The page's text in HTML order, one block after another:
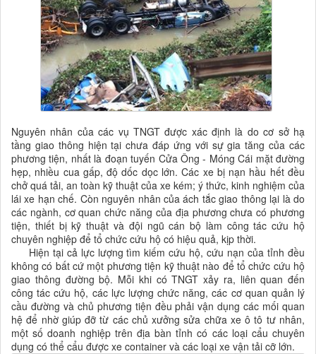
Nguyên nhân của các vụ TNGT được xác định là do cơ sở hạ
tầng giao thông hiện tại chưa đáp ứng với sự gia tăng của các
phương tiện, nhất là đoạn tuyến Cửa Ông - Móng Cái mặt đường
hẹp, nhiều cua gấp, độ dốc dọc lớn. Các xe bị nạn hầu hết đều
chở quá tải, an toàn kỹ thuật của xe kém; ý thức, kinh nghiệm của
lái xe hạn chế. Còn nguyên nhân của ách tắc giao thông lại là do
các ngành, cơ quan chức năng của địa phương chưa có phương
tiện, thiết bị kỹ thuật và đội ngũ cán bộ làm công tác cứu hộ
chuyên nghiệp để tổ chức cứu hộ có hiệu quả, kịp thời.
Hiện tại cả lực lượng tìm kiếm cứu hộ, cứu nạn của tỉnh đều
không có bất cứ một phương tiện kỹ thuật nào để tổ chức cứu hộ
giao thông đường bộ. Mỗi khi có TNGT xảy ra, liên quan đến
công tác cứu hộ, các lực lượng chức năng, các cơ quan quản lý
cầu đường và chủ phương tiện đều phải vận dụng các mối quan
hệ để nhờ giúp đỡ từ các chủ xưởng sửa chữa xe ô tô tư nhân,
một số doanh nghiệp trên địa bàn tỉnh có các loại cẩu chuyên
dụng có thể cẩu được xe container và các loại xe vận tải cỡ lớn.